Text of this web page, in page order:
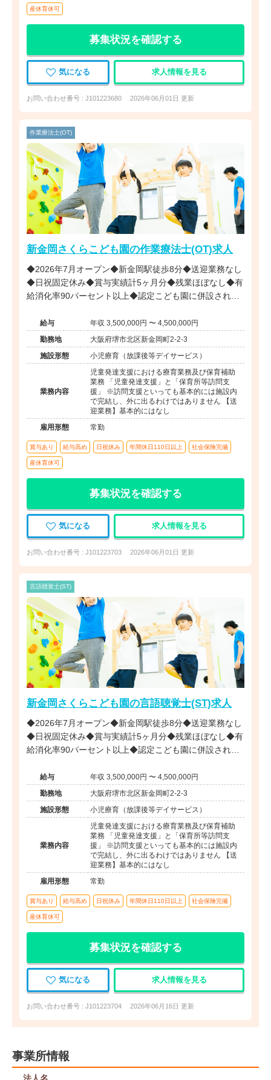
産休育休可
募集状況を確認する
気になる 求人情報を見る
お問い合わせ番号 : J101223680 2026年06月01日 更新
作業療法士(OT)
新金岡さくらこども園の作業療法士(OT)求人
◆2026年7月オープン◆新金岡駅徒歩8分◆送迎業務なし
◆日祝固定休み◆賞与実績計5ヶ月分◆残業ほぼなし◆有
給消化率90パーセント以上◆認定こども園に併設された
給与
年収 3,500,000円 〜 4,500,000円
勤務地
大阪府堺市北区新金岡町2-2-3
施設形態
小児療育（放課後等デイサービス）
業務内容
児童発達支援における療育業務及び保育補助
業務 「児童発達支援」と「保育所等訪問支
援」 ※訪問支援といっても基本的には施設内
で完結し、外に出るわけではありません 【送
迎業務】基本的にはなし
雇用形態
常勤
賞与あり 給与高め 日祝休み 年間休日110日以上 社会保険完備
産休育休可
募集状況を確認する
気になる 求人情報を見る
お問い合わせ番号 : J101223703 2026年06月01日 更新
言語聴覚士(ST)
新金岡さくらこども園の言語聴覚士(ST)求人
◆2026年7月オープン◆新金岡駅徒歩8分◆送迎業務なし
◆日祝固定休み◆賞与実績計5ヶ月分◆残業ほぼなし◆有
給消化率90パーセント以上◆認定こども園に併設された
給与
年収 3,500,000円 〜 4,500,000円
勤務地
大阪府堺市北区新金岡町2-2-3
施設形態
小児療育（放課後等デイサービス）
業務内容
児童発達支援における療育業務及び保育補助
業務 「児童発達支援」と「保育所等訪問支
援」 ※訪問支援といっても基本的には施設内
で完結し、外に出るわけではありません 【送
迎業務】基本的にはなし
雇用形態
常勤
賞与あり 給与高め 日祝休み 年間休日110日以上 社会保険完備
産休育休可
募集状況を確認する
気になる 求人情報を見る
お問い合わせ番号 : J101223704 2026年06月16日 更新
事業所情報